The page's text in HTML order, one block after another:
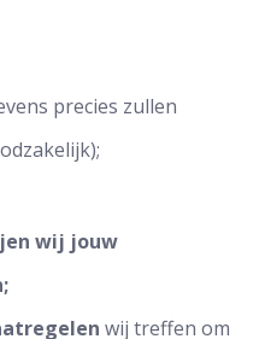
precies zullen
wij jouw
wij treffen om